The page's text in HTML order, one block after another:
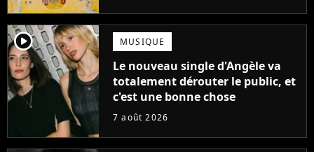
player2 MUSIQUE
Le nouveau single d'Angèle va
totalement dérouter le public, et
c'est une bonne chose
7 août 2026